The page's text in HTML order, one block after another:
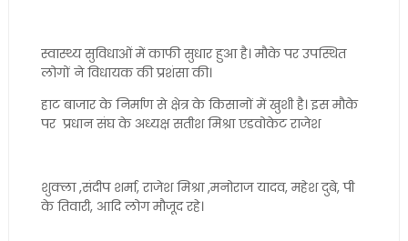
स्वास्थ्य सुविधाओं में काफी सुधार हुआ है। मौके पर उपस्थित
लोगों ने विधायक की प्रशंसा की।
हाट बाजार के निर्माण से क्षेत्र के किसानों में खुशी है। इस मौके
पर प्रधान संघ के अध्यक्ष सतीश मिश्रा एडवोकेट राजेश
शुक्ला ,संदीप शर्मा, राजेश मिश्रा ,मनोराज यादव, महेश दुबे, पी
के तिवारी, आदि लोग मौजूद रहे।